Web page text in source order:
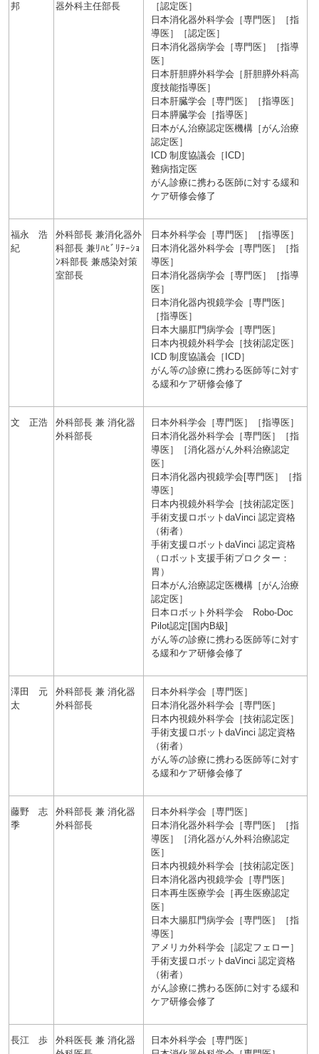
邦
器外科主任部長
［認定医］
日本消化器外科学会［専門医］［指
導医］［認定医］
日本消化器病学会［専門医］［指導
医］
日本肝胆膵外科学会［肝胆膵外科高
度技能指導医］
日本肝臓学会［専門医］［指導医］
日本膵臓学会［指導医］
日本がん治療認定医機構［がん治療
認定医］
ICD 制度協議会［ICD］
難病指定医
がん診療に携わる医師に対する緩和
ケア研修会修了
福永 浩
紀
外科部長 兼消化器外
科部長 兼ﾘﾊﾋﾞﾘﾃｰｼｮ
ﾝ科部長 兼感染対策
室部長
日本外科学会［専門医］［指導医］
日本消化器外科学会［専門医］［指
導医］
日本消化器病学会［専門医］［指導
医］
日本消化器内視鏡学会［専門医］
［指導医］
日本大腸肛門病学会［専門医］
日本内視鏡外科学会［技術認定医］
ICD 制度協議会［ICD］
がん等の診療に携わる医師等に対す
る緩和ケア研修会修了
文 正浩
外科部長 兼 消化器
外科部長
日本外科学会［専門医］［指導医］
日本消化器外科学会［専門医］［指
導医］［消化器がん外科治療認定
医］
日本消化器内視鏡学会[専門医］［指
導医］
日本内視鏡外科学会［技術認定医］
手術支援ロボットdaVinci 認定資格
（術者）
手術支援ロボットdaVinci 認定資格
（ロボット支援手術プロクター：
胃）
日本がん治療認定医機構［がん治療
認定医］
日本ロボット外科学会 Robo-Doc
Pilot認定[国内B級]
がん等の診療に携わる医師等に対す
る緩和ケア研修会修了
澤田 元
太
外科部長 兼 消化器
外科部長
日本外科学会［専門医］
日本消化器外科学会［専門医］
日本内視鏡外科学会［技術認定医］
手術支援ロボットdaVinci 認定資格
（術者）
がん等の診療に携わる医師等に対す
る緩和ケア研修会修了
藤野 志
季
外科部長 兼 消化器
外科部長
日本外科学会［専門医］
日本消化器外科学会［専門医］［指
導医］［消化器がん外科治療認定
医］
日本内視鏡外科学会［技術認定医］
日本消化器内視鏡学会［専門医］
日本再生医療学会［再生医療認定
医］
日本大腸肛門病学会［専門医］［指
導医］
アメリカ外科学会［認定フェロー］
手術支援ロボットdaVinci 認定資格
（術者）
がん診療に携わる医師に対する緩和
ケア研修会修了
長江 歩
外科医長 兼 消化器
日本外科学会［専門医］